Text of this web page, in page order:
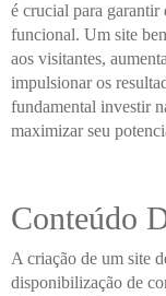
é crucial para garantir
funcional. Um site
aos visitantes,
impulsionar os
fundamental investir
maximizar seu
Conteúdo
A criação de um site
disponibilização de